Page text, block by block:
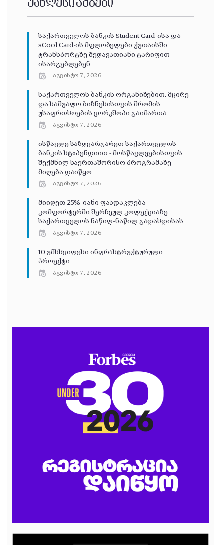
უახლესი ამბები
საქართველოს ბანკის Student Card-ისა და
sCool Card-ის მფლობელები ქუთაისში
ტრანსპორტზე შეღავათიანი ტარიფით
ისარგებლებენ
აგვისტო 7, 2026
საქართველოს ბანკის ორგანიზებით, მცირე
და საშუალო ბიზნესისთვის შრომის
უსაფრთხოების ვორკშოპი გაიმართა
აგვისტო 7, 2026
ისწავლე საზღვარგარეთ საქართველოს
ბანკის სტიპენდიით – მოსწავლეებისთვის
შექმნილ საერთაშორისო პროგრამაზე
მიღება დაიწყო
აგვისტო 7, 2026
მიიღეთ 25%-იანი ფასდაკლება
კომფორტერში შერჩეულ კოლექციაზე
საქართველოს ნაწილ-ნაწილ გადახდისას
აგვისტო 7, 2026
10 უმსხვილესი ინფრასტრუქტურული
პროექტი
აგვისტო 7, 2026